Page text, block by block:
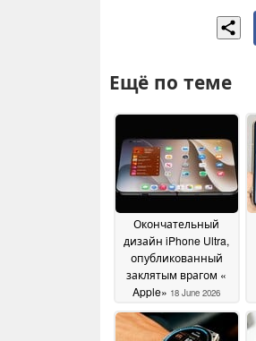
Ещё по теме
Окончательный
дизайн iPhone Ultra,
опубликованный
заклятым врагом «
Apple» 18 June 2026